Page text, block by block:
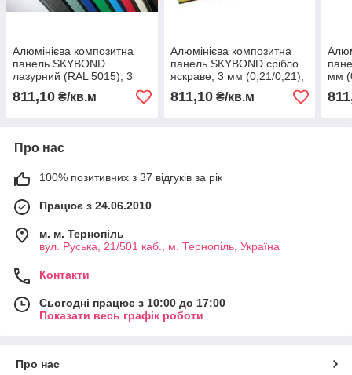
Алюмінієва композитна
панель SKYBOND
лазурний (RAL 5015), 3
мм (0,21/0,21), лист
1250х5800 мм
811,10 ₴/кв.м
Алюмінієва композитна
панель SKYBOND срібло
яскраве, 3 мм (0,21/0,21),
лист 1250х5800 мм
811,10₴/кв.м
мм
Про нас
100% позитивних з 37 відгуків за рік
Працює з 24.06.2010
м. м. Тернопіль
вул. Руська, 21/501 каб., м. Тернопіль, Україна
Контакти
Сьогодні працює з 10:00 до 17:00
Показати весь графік роботи
Про нас